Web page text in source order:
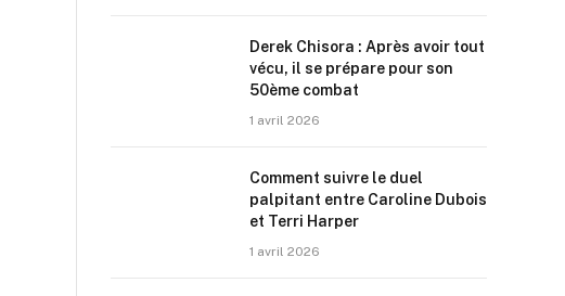
Derek Chisora : Après avoir tout
vécu, il se prépare pour son
50ème combat
1 avril 2026
Comment suivre le duel
palpitant entre Caroline Dubois
et Terri Harper
1 avril 2026